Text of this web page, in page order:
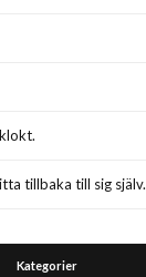
tillbaka till sig själv.
Kategorier